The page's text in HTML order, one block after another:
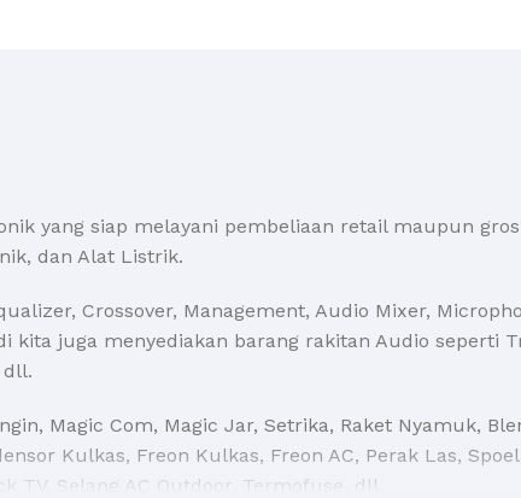
yang siap melayani pembeliaan retail maupun
dan Alat Listrik.
Crossover, Management, Audio Mixer,
kita juga menyediakan barang rakitan Audio seperti
dll.
Magic Com, Magic Jar, Setrika, Raket Nyamuk,
Kulkas, Freon Kulkas, Freon AC, Perak Las,
TV, Selang AC Outdoor, Termofuse, dll.